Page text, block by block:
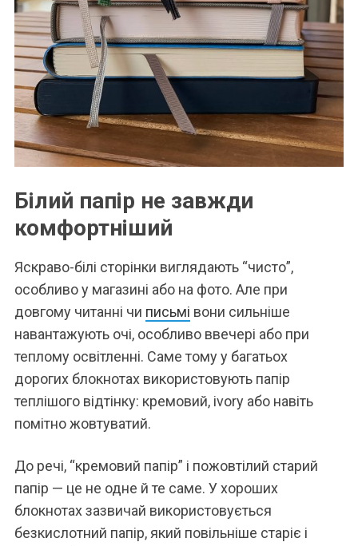
Білий папір не завжди
комфортніший
Яскраво-білі сторінки виглядають “чисто”,
особливо у магазині або на фото. Але при
довгому читанні чи письмі вони сильніше
навантажують очі, особливо ввечері або при
теплому освітленні. Саме тому у багатьох
дорогих блокнотах використовують папір
теплішого відтінку: кремовий, ivory або навіть
помітно жовтуватий.
До речі, “кремовий папір” і пожовтілий старий
папір — це не одне й те саме. У хороших
блокнотах зазвичай використовується
безкислотний папір, який повільніше старіє і